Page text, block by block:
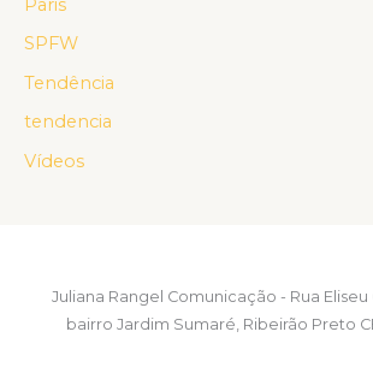
SPFW
Tendência
tendencia
Vídeos
Juliana Rangel Comunicação - Rua Eliseu
bairro Jardim Sumaré, Ribeirão Preto